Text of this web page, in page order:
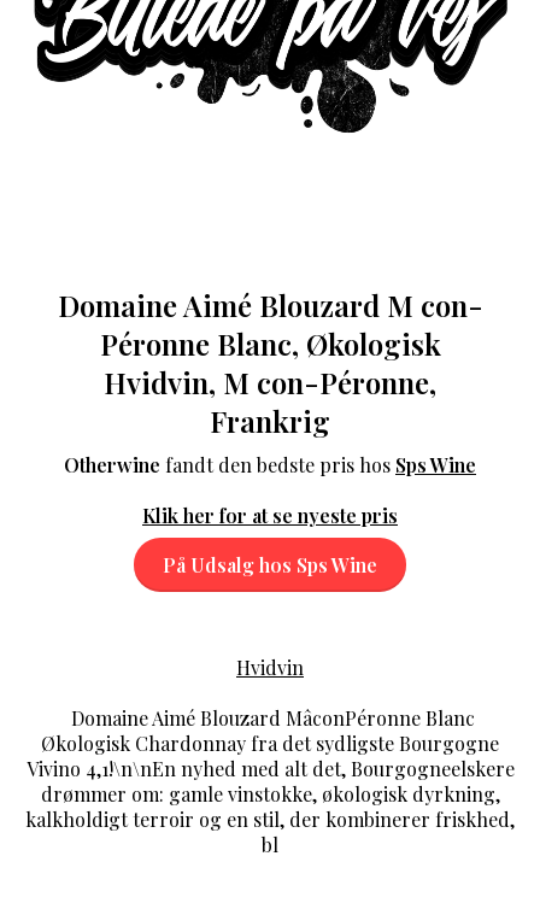
Domaine Aimé Blouzard M con-
Péronne Blanc, Økologisk
Hvidvin, M con-Péronne,
Frankrig
Otherwine fandt den bedste pris hos Sps Wine
Klik her for at se nyeste pris
På Udsalg hos Sps Wine
Hvidvin
Domaine Aimé Blouzard MâconPéronne Blanc
Økologisk Chardonnay fra det sydligste Bourgogne
Vivino 4,1!\n\nEn nyhed med alt det, Bourgogneelskere
drømmer om: gamle vinstokke, økologisk dyrkning,
kalkholdigt terroir og en stil, der kombinerer friskhed,
bl